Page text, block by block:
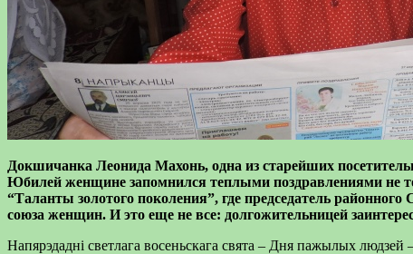
Докшичанка Леонида Махонь, одна из старейших
Юбилей женщине запомнился теплыми поздравлениями не
“Таланты золотого поколения”, где председатель
союза женщин. И это еще не все: долгожительницей
Напярэдадні светлага восеньскага свята – Дня пажылых